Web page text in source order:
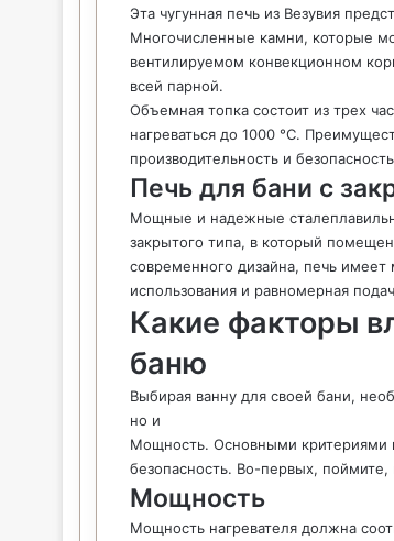
Эта чугунная печь из Везувия
Многочисленные камни, которые
вентилируемом конвекционном
всей парной.
Объемная топка состоит из трех
нагреваться до 1000 °C.
производительность и
Печь для бани с
Мощные и надежные
закрытого типа, в который
современного дизайна, печь
использования и равномерная
Какие факторы
баню
Выбирая ванну для своей бани,
но и
Мощность. Основными критериями
безопасность. Во-первых,
Мощность
Мощность нагревателя должна